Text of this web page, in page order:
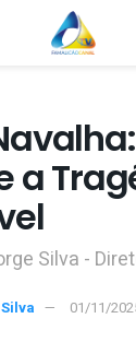
a
Silva -
01/11/